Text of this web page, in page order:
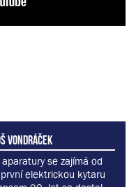
Vondráček
se zajímá od
elektrickou kytaru